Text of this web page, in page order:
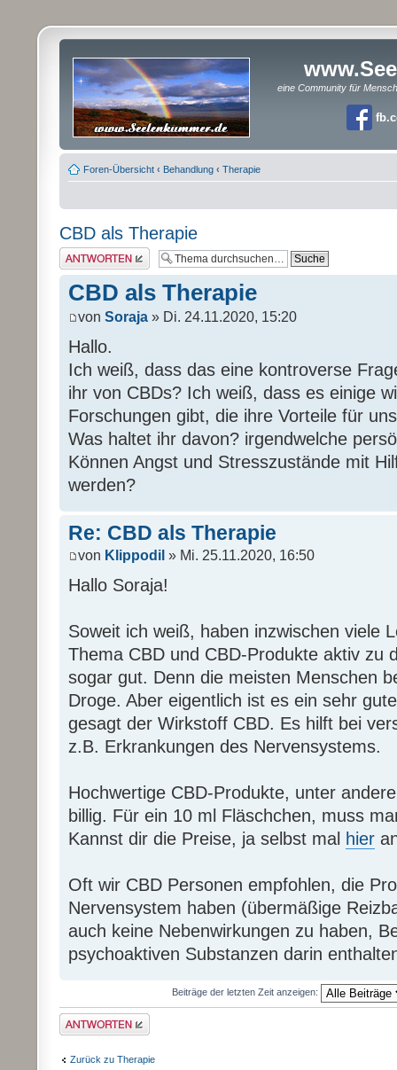
eine Community für
Foren-Übersicht ‹ Behandlung ‹ Therapie
CBD als Therapie
Antwort erstellen
CBD als Therapie
von Soraja » Di. 24.11.2020, 15:20
Hallo.
Ich weiß, dass das eine kontroverse
ihr von CBDs? Ich weiß, dass es einige
Forschungen gibt, die ihre Vorteile für
Was haltet ihr davon? irgendwelche
Können Angst und Stresszustände mit
werden?
Re: CBD als Therapie
von Klippodil » Mi. 25.11.2020, 16:50
Hallo Soraja!
Soweit ich weiß, haben inzwischen viele
Thema CBD und CBD-Produkte aktiv zu
sogar gut. Denn die meisten Menschen
Droge. Aber eigentlich ist es ein sehr
gesagt der Wirkstoff CBD. Es hilft bei
z.B. Erkrankungen des Nervensystems.
Hochwertige CBD-Produkte, unter
billig. Für ein 10 ml Fläschchen, muss
Kannst dir die Preise, ja selbst mal hier
Oft wir CBD Personen empfohlen, die
Nervensystem haben (übermäßige
auch keine Nebenwirkungen zu haben,
psychoaktiven Substanzen darin
Beiträge der letzten Zeit anzeigen:
Antwort erstellen
Zurück zu Therapie